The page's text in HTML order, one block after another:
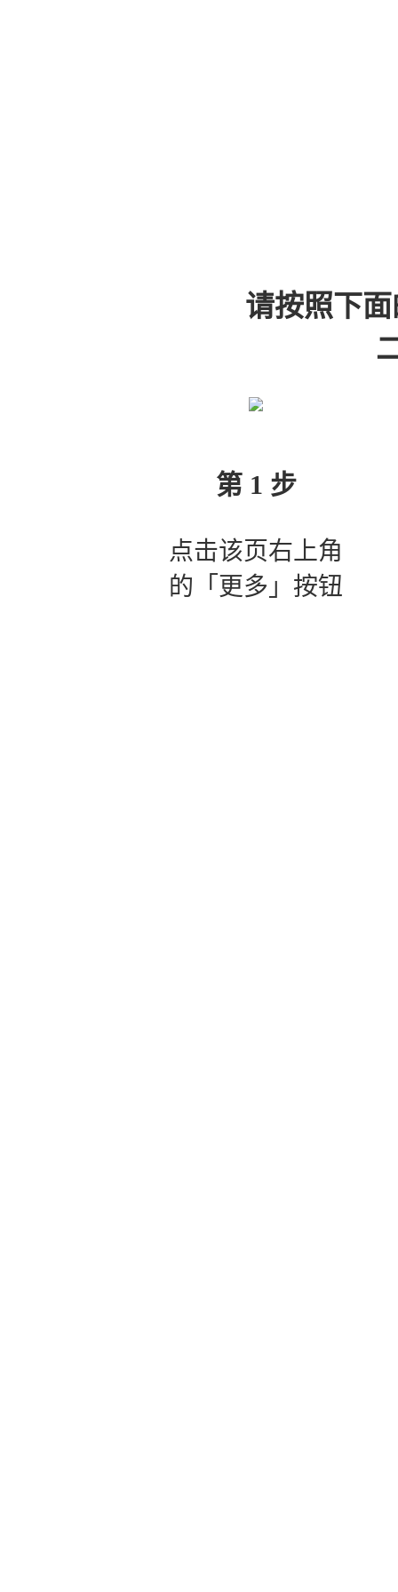
请按照下
第 1 步
点击该页右上角
的「更多」按钮